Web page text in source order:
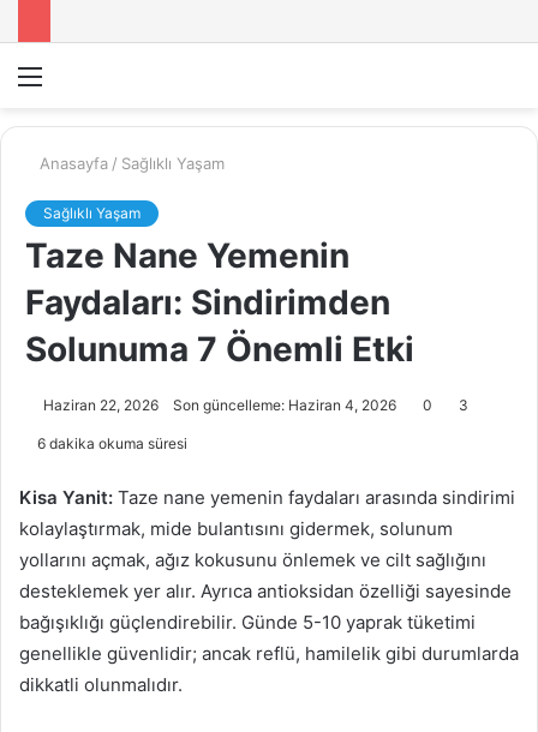
Anasayfa / Sağlıklı Yaşam
Sağlıklı Yaşam
Taze Nane Yemenin
Faydaları: Sindirimden
Solunuma 7 Önemli Etki
Haziran 22, 2026 Son güncelleme: Haziran 4, 2026 0 3
6 dakika okuma süresi
Kisa Yanit: Taze nane yemenin faydaları arasında sindirimi
kolaylaştırmak, mide bulantısını gidermek, solunum
yollarını açmak, ağız kokusunu önlemek ve cilt sağlığını
desteklemek yer alır. Ayrıca antioksidan özelliği sayesinde
bağışıklığı güçlendirebilir. Günde 5-10 yaprak tüketimi
genellikle güvenlidir; ancak reflü, hamilelik gibi durumlarda
dikkatli olunmalıdır.